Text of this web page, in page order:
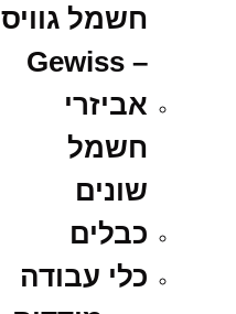
חשמל גוויס
– Gewiss
אביזרי
חשמל
שונים
כבלים
כלי עבודה